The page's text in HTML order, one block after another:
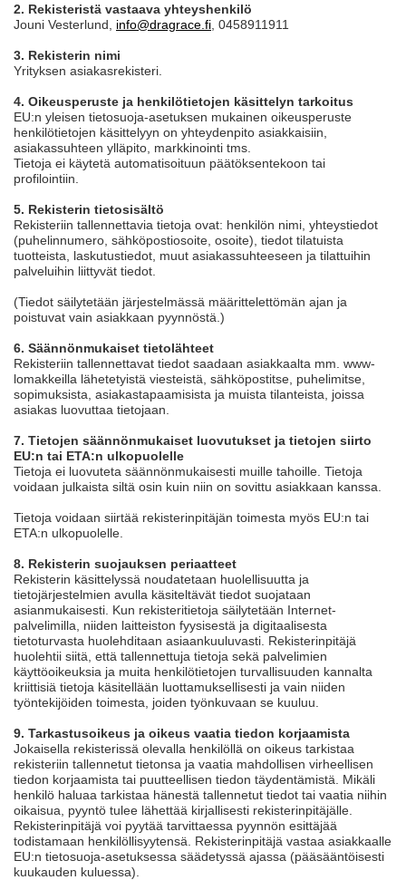
2. Rekisteristä vastaava yhteyshenkilö
Jouni Vesterlund, info@dragrace.fi , 0458911911
3. Rekisterin nimi
Yrityksen asiakasrekisteri.
4. Oikeusperuste ja henkilötietojen käsittelyn tarkoitus
EU:n yleisen tietosuoja-asetuksen mukainen oikeusperuste
henkilötietojen käsittelyyn on yhteydenpito asiakkaisiin,
asiakassuhteen ylläpito, markkinointi tms.
Tietoja ei käytetä automatisoituun päätöksentekoon tai
profilointiin.
5. Rekisterin tietosisältö
Rekisteriin tallennettavia tietoja ovat: henkilön nimi, yhteystiedot
(puhelinnumero, sähköpostiosoite, osoite), tiedot tilatuista
tuotteista, laskutustiedot, muut asiakassuhteeseen ja tilattuihin
palveluihin liittyvät tiedot.
(Tiedot säilytetään järjestelmässä määrittelettömän ajan ja
poistuvat vain asiakkaan pyynnöstä.)
6. Säännönmukaiset tietolähteet
Rekisteriin tallennettavat tiedot saadaan asiakkaalta mm. www-
lomakkeilla lähetetyistä viesteistä, sähköpostitse, puhelimitse,
sopimuksista, asiakastapaamisista ja muista tilanteista, joissa
asiakas luovuttaa tietojaan.
7. Tietojen säännönmukaiset luovutukset ja tietojen siirto
EU:n tai ETA:n ulkopuolelle
Tietoja ei luovuteta säännönmukaisesti muille tahoille. Tietoja
voidaan julkaista siltä osin kuin niin on sovittu asiakkaan kanssa.
Tietoja voidaan siirtää rekisterinpitäjän toimesta myös EU:n tai
ETA:n ulkopuolelle.
8. Rekisterin suojauksen periaatteet
Rekisterin käsittelyssä noudatetaan huolellisuutta ja
tietojärjestelmien avulla käsiteltävät tiedot suojataan
asianmukaisesti. Kun rekisteritietoja säilytetään Internet-
palvelimilla, niiden laitteiston fyysisestä ja digitaalisesta
tietoturvasta huolehditaan asiaankuuluvasti. Rekisterinpitäjä
huolehtii siitä, että tallennettuja tietoja sekä palvelimien
käyttöoikeuksia ja muita henkilötietojen turvallisuuden kannalta
kriittisiä tietoja käsitellään luottamuksellisesti ja vain niiden
työntekijöiden toimesta, joiden työnkuvaan se kuuluu.
9. Tarkastusoikeus ja oikeus vaatia tiedon korjaamista
Jokaisella rekisterissä olevalla henkilöllä on oikeus tarkistaa
rekisteriin tallennetut tietonsa ja vaatia mahdollisen virheellisen
tiedon korjaamista tai puutteellisen tiedon täydentämistä. Mikäli
henkilö haluaa tarkistaa hänestä tallennetut tiedot tai vaatia niihin
oikaisua, pyyntö tulee lähettää kirjallisesti rekisterinpitäjälle.
Rekisterinpitäjä voi pyytää tarvittaessa pyynnön esittäjää
todistamaan henkilöllisyytensä. Rekisterinpitäjä vastaa asiakkaalle
EU:n tietosuoja-asetuksessa säädetyssä ajassa (pääsääntöisesti
kuukauden kuluessa).